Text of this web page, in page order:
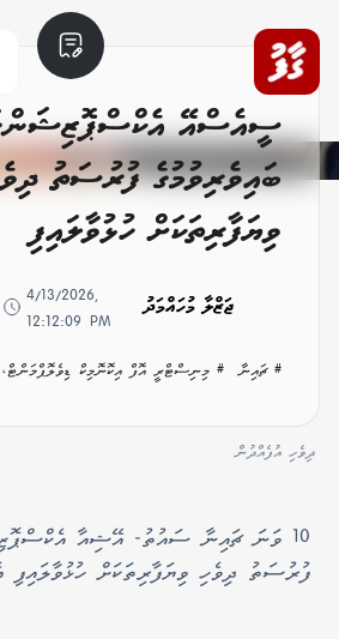
ސީއެސްއޭ
ބައިވެރިވުމުގެ ފުރުސަތު
ވިޔަފާރިތަކަށް ހުޅުވާލައިފި
ޖަޒްލާ މުހައްމަދު
4/13/2026,
12:12:09 PM
# ޗައިނާ # މިނިސްޓްރީ އޮފް އިކޮނޮމިކް
ދިވެހި އުފެއްދުން
10 ވަނަ ޗައިނާ ސައުތު- އޭޝިއާ
ފުރުސަތު ދިވެހި ވިޔަފާރިތަކަށް ހުޅުވާލައިފި